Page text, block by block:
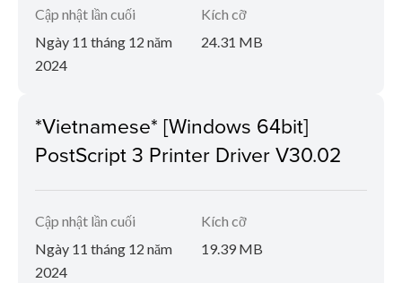
Cập nhật lần cuối
Ngày 11 tháng 12 năm
2024
Kích cỡ
24.31 MB
*Vietnamese* [Windows 64bit]
PostScript 3 Printer Driver V30.02
Cập nhật lần cuối
Ngày 11 tháng 12 năm
2024
Kích cỡ
19.39 MB